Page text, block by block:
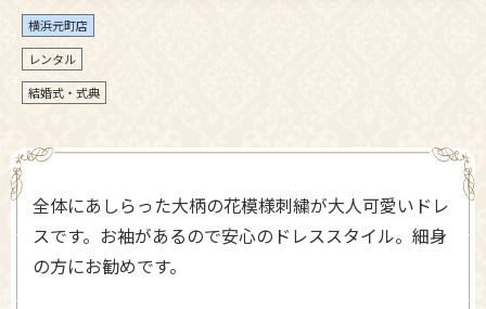
横浜元町店
レンタル
結婚式・式典
全体にあしらった大柄の花模様刺繍が大人可愛いドレ
スです。お袖があるので安心のドレススタイル。細身
の方にお勧めです。